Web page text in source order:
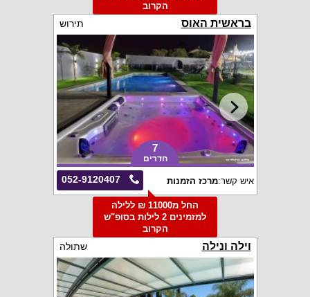
הקרוב
בראשית האוס תירוש
7
חדרים
052-9120407 איש קשר:מרכז הזמנות
החל מ11000 ₪ ללילה
למזמינים 2 לילות בסופ"ש
הקרוב
וילה ונילה שתולה